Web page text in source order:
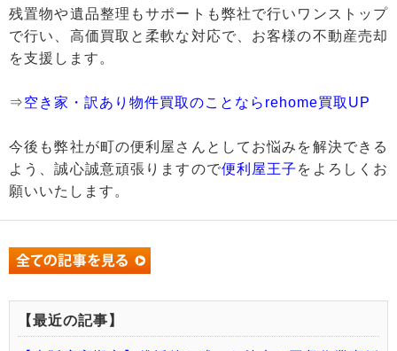
残置物や遺品整理もサポートも弊社で行いワンストップ
で行い、高価買取と柔軟な対応で、お客様の不動産売却
を支援します。
⇒空き家・訳あり物件買取のことならrehome買取UP
今後も弊社が町の便利屋さんとしてお悩みを解決できる
よう、誠心誠意頑張りますので便利屋王子 をよろしくお
願いいたします。
【最近の記事】